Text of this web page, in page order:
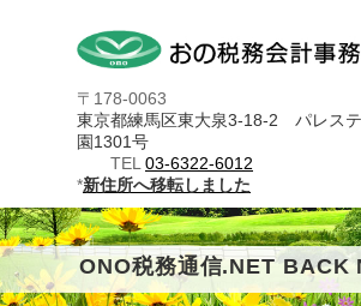
〒178-0063
東京都練馬区東大泉3-18-2 パレス
園1301号
TEL 03-6322-6012
*新住所へ移転しました
ONO税務通信.NET BACK